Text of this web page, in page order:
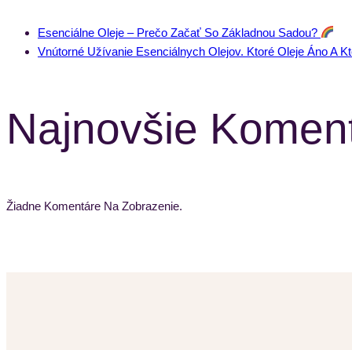
Esenciálne Oleje – Prečo Začať So Základnou Sadou?
Vnútorné Užívanie Esenciálnych Olejov. Ktoré Oleje Áno A
Najnovšie
Žiadne Komentáre Na Zobrazenie.